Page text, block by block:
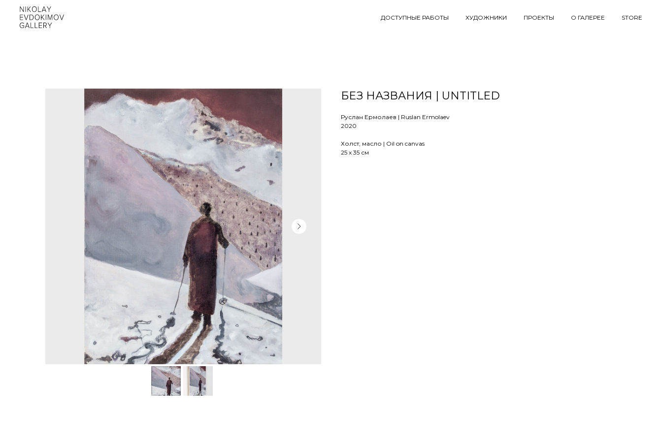
ДОСТУПНЫЕ РАБОТЫ ХУДОЖНИКИ ПРОЕКТЫ О ГАЛЕРЕЕ STORE
БЕЗ НАЗВАНИЯ | UNTITLED
Руслан Ермолаев | Ruslan Ermolaev
2020
Холст, масло | Oil on canvas
25 х 35 см